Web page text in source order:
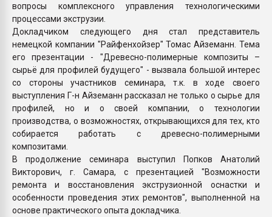
вопросы комплексного управления технологическими
процессами экструзии.
Докладчиком следующего дня стал представитель
немецкой компании "Райфенхойзер" Томас Айземанн. Тема
его презентации - "Древесно-полимерные композиты –
сырьё для профилей будущего" - вызвала большой интерес
со стороны участников семинара, т.к. в ходе своего
выступления Г-н Айземанн рассказал не только о сырье для
профилей, но и о своей компании, о технологии
производства, о возможностях, открывающихся для тех, кто
собирается работать с древесно-полимерными
композитами.
В продолжение семинара выступил Попков Анатолий
Викторович, г. Самара, с презентацией "Возможности
ремонта и восстановления экструзионной оснастки и
особенности проведения этих ремонтов", выполненной на
основе практического опыта докладчика.